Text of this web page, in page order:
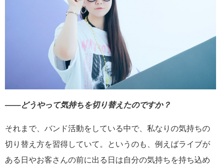
――どうやって気持ちを切り替えたのですか？
それまで、バンド活動をしている中で、私なりの気持ちの
切り替え方を習得していて。というのも、例えばライブが
ある日やお客さんの前に出る日は自分の気持ちを持ち込め